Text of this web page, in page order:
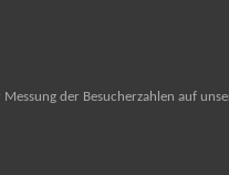
der Besucherzahlen auf